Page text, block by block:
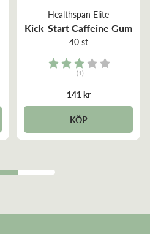
Healthspan Elite
Kick-Start Caffeine Gum
40 st
Rating:
(1)
141 kr
KÖP